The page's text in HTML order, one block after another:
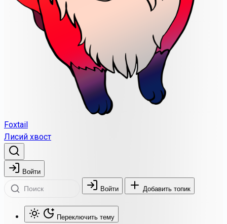
Foxtail
Лисий хвост
Войти
Войти Добавить топик
Переключить тему